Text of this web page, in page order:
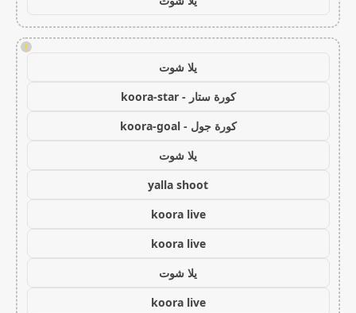
!
يلا شوت
كورة ستار - koora-star
كورة جول - koora-goal
يلا شوت
yalla shoot
koora live
koora live
يلا شوت
koora live